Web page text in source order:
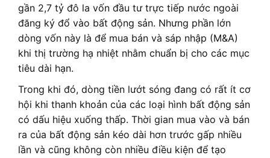
gần 2,7 tỷ đô la vốn đầu tư trực tiếp nước ngoài
đăng ký đổ vào bất động sản. Nhưng phần lớn
dòng vốn này là để mua bán và sáp nhập (M&A)
khi thị trường hạ nhiệt nhằm chuẩn bị cho các mục
tiêu dài hạn.
Trong khi đó, dòng tiền lướt sóng đang có rất ít cơ
hội khi thanh khoản của các loại hình bất động sản
có dấu hiệu xuống thấp. Thời gian mua vào và bán
ra của bất động sản kéo dài hơn trước gấp nhiều
lần và cũng không còn nhiều điều kiện để tạo